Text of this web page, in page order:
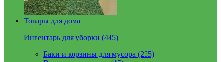
Товары для дома
Инвентарь для уборки (445)
Баки и корзины для мусора (235)